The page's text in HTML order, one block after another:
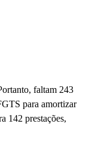
faltam 243
para amortizar
142 prestações,